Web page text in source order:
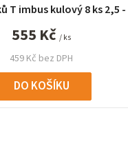
T imbus kulový 8 ks 2,5 -
459 Kč bez DPH
555 Kč / ks
DO KOŠÍKU